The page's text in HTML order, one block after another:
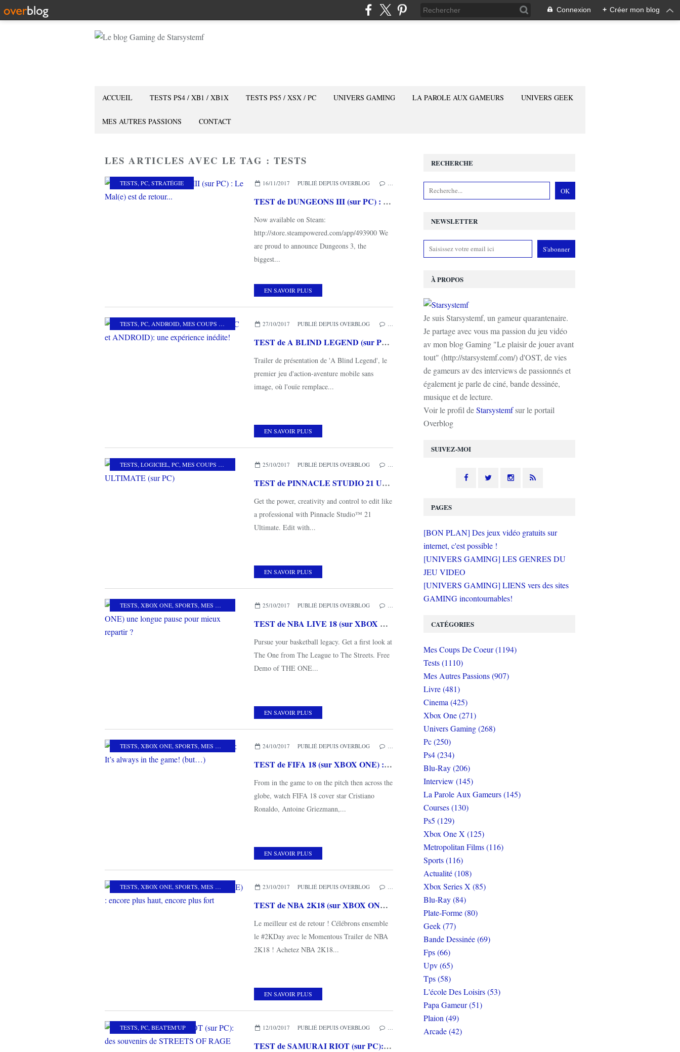
Connexion + Créer mon blog
ACCUEIL TESTS PS4 / XB1 / XB1X TESTS PS5 / XSX / PC UNIVERS GAMING LA PAROLE AUX GAMEURS UNIVERS GEEK
MES AUTRES PASSIONS CONTACT
LES ARTICLES AVEC LE TAG : TESTS
TESTS, PC, STRATÉGIE 16/11/2017 PUBLIÉ DEPUIS OVERBLOG
TEST de DUNGEONS III (sur PC) : Le Mal(e) est de retour...
Now available on Steam:
http://store.steampowered.com/app/493900 We
are proud to announce Dungeons 3, the
biggest...
EN SAVOIR PLUS
TESTS, PC, ANDROID, MES COUPS DE COEUR 27/10/2017 PUBLIÉ DEPUIS OVERBLOG
TEST de A BLIND LEGEND (sur PC et ANDROID): une expérience inédite!
Trailer de présentation de 'A Blind Legend', le
premier jeu d'action-aventure mobile sans
image, où l'ouïe remplace...
EN SAVOIR PLUS
TESTS, LOGICIEL, PC, MES COUPS DE COEUR 25/10/2017 PUBLIÉ DEPUIS OVERBLOG
TEST de PINNACLE STUDIO 21 ULTIMATE (sur PC)
Get the power, creativity and control to edit like
a professional with Pinnacle Studio™ 21
Ultimate. Edit with...
EN SAVOIR PLUS
TESTS, XBOX ONE, SPORTS, MES COUPS DE COEUR 25/10/2017 PUBLIÉ DEPUIS OVERBLOG
TEST de NBA LIVE 18 (sur XBOX ONE) une longue pause pour mieux repartir ?
Pursue your basketball legacy. Get a first look at
The One from The League to The Streets. Free
Demo of THE ONE...
EN SAVOIR PLUS
TESTS, XBOX ONE, SPORTS, MES COUPS DE COEUR 24/10/2017 PUBLIÉ DEPUIS OVERBLOG
TEST de FIFA 18 (sur XBOX ONE) : It’s always in the game! (but…)
From in the game to on the pitch then across the
globe, watch FIFA 18 cover star Cristiano
Ronaldo, Antoine Griezmann,...
EN SAVOIR PLUS
TESTS, XBOX ONE, SPORTS, MES COUPS DE COEUR 23/10/2017 PUBLIÉ DEPUIS OVERBLOG
TEST de NBA 2K18 (sur XBOX ONE) : encore plus haut, encore plus fort
Le meilleur est de retour ! Célébrons ensemble
le #2KDay avec le Momentous Trailer de NBA
2K18 ! Achetez NBA 2K18...
EN SAVOIR PLUS
TESTS, PC, BEAT'EM'UP 12/10/2017 PUBLIÉ DEPUIS OVERBLOG
TEST de SAMURAI RIOT (sur PC): des souvenirs de STREETS OF RAGE
NEWSLETTER
SUIVEZ-MOI
RECHERCHE
À PROPOS
Je suis Starsystemf, un gameur quarantenaire.
Je partage avec vous ma passion du jeu vidéo
av mon blog Gaming "Le plaisir de jouer avant
tout" (http://starsystemf.com/) d'OST, de vies
de gameurs av des interviews de passionnés et
également je parle de ciné, bande dessinée,
musique et de lecture.
Voir le profil deStarsystemfsur le portail
Overblog
PAGES
[BON PLAN] Des jeux vidéo gratuits sur
internet, c'est possible !
[UNIVERS GAMING] LES GENRES DU
JEU VIDEO
[UNIVERS GAMING] LIENS vers des sites
GAMING incontournables!
CATÉGORIES
Mes Coups De Coeur (1194)
Tests (1110)
Mes Autres Passions (907)
Livre (481)
Cinema (425)
Xbox One (271)
Univers Gaming (268)
Pc (250)
Ps4 (234)
Blu-Ray (206)
Interview (145)
La Parole Aux Gameurs (145)
Courses (130)
Ps5 (129)
Xbox One X (125)
Metropolitan Films (116)
Sports (116)
Actualité (108)
Xbox Series X (85)
Blu-Ray (84)
Plate-Forme (80)
Geek (77)
Bande Dessinée (69)
Fps (66)
Upv (65)
Tps (58)
L'école Des Loisirs (53)
Papa Gameur (51)
Plaion (49)
Arcade (42)